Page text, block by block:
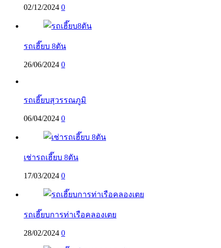
02/12/2024 0
รถเฮี๊ยบ 8ตัน
26/06/2024 0
รถเฮี๊ยบสุวรรณภูมิ
06/04/2024 0
เช่ารถเฮี๊ยบ 8ตัน
17/03/2024 0
รถเฮี๊ยบการท่าเรือคลองเตย
28/02/2024 0